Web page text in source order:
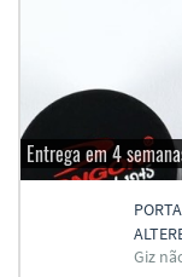
Entrega em 4
Giz